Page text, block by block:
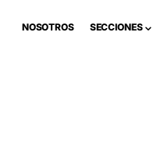
NOSOTROS SECCIONES